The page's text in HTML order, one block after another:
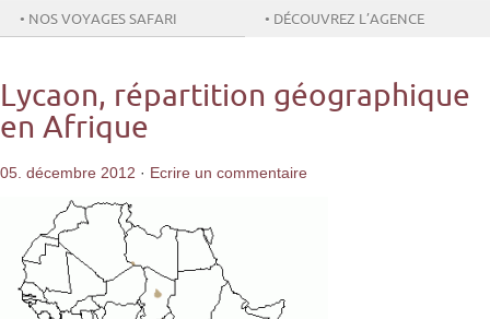
• NOS VOYAGES SAFARI • DÉCOUVREZ L’AGENCE
Lycaon, répartition géographique
en Afrique
05. décembre 2012 · Ecrire un commentaire